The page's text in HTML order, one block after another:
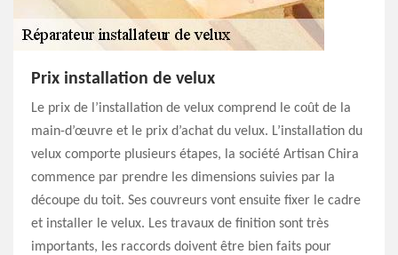
Prix installation de velux
Le prix de l’installation de velux comprend le coût de la
main-d’œuvre et le prix d’achat du velux. L’installation du
velux comporte plusieurs étapes, la société Artisan Chira
commence par prendre les dimensions suivies par la
découpe du toit. Ses couvreurs vont ensuite fixer le cadre
et installer le velux. Les travaux de finition sont très
importants, les raccords doivent être bien faits pour